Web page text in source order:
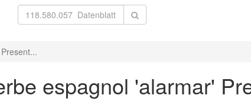
espagnol 'alarmar'